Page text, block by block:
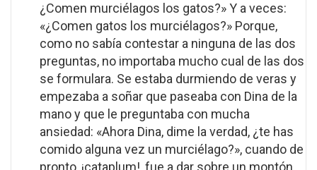
¿Comen murciélagos los gatos?» Y a veces:
«¿Comen gatos los murciélagos?» Porque,
como no sabía contestar a ninguna de las dos
preguntas, no importaba mucho cual de las dos
se formulara. Se estaba durmiendo de veras y
empezaba a soñar que paseaba con Dina de la
mano y que le preguntaba con mucha
ansiedad: «Ahora Dina, dime la verdad, ¿te has
comido alguna vez un murciélago?», cuando de
pronto, ¡cataplum!, fue a dar sobre un montón